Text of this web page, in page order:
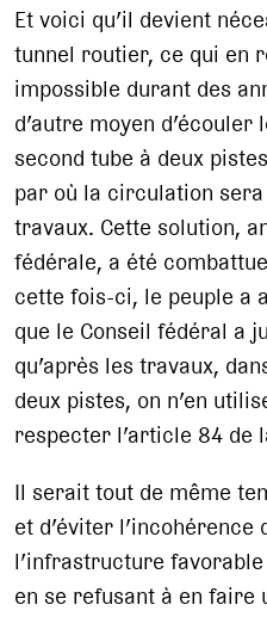
Et voici qu’il devient
tunnel routier, ce qui en
impossible durant des
d’autre moyen
second tube à deux
par où la circulation
travaux. Cette solution,
fédérale, a été
cette fois-ci, le peuple a
que le Conseil fédéral a
qu’après les travaux,
deux pistes, on n’en
respecter l’article 84 de
Il serait tout de même
et d’éviter l’incohérence
l’infrastructure
en se refusant à en faire